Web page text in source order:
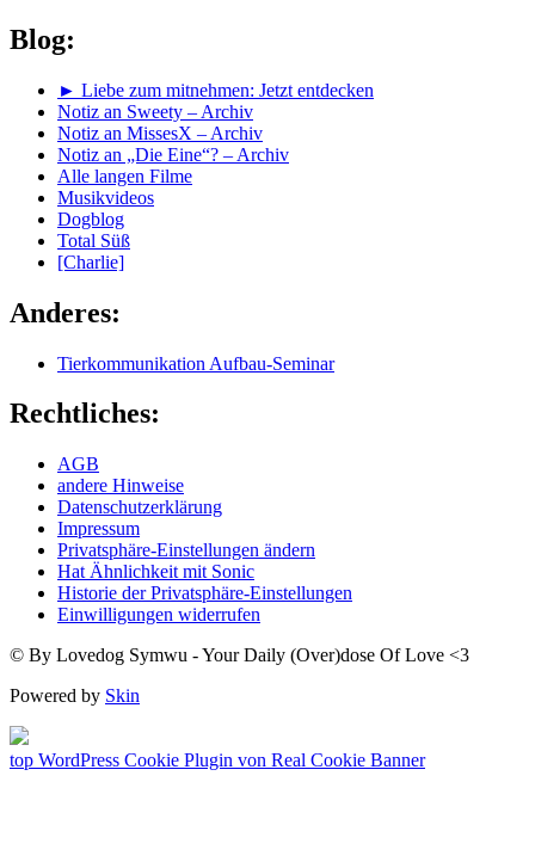
Blog:
► Liebe zum mitnehmen: Jetzt entdecken
Notiz an Sweety – Archiv
Notiz an MissesX – Archiv
Notiz an „Die Eine“? – Archiv
Alle langen Filme
Musikvideos
Dogblog
Total Süß
[Charlie]
Anderes:
Tierkommunikation Aufbau-Seminar
Rechtliches:
AGB
andere Hinweise
Datenschutzerklärung
Impressum
Privatsphäre-Einstellungen ändern
Hat Ähnlichkeit mit Sonic
Historie der Privatsphäre-Einstellungen
Einwilligungen widerrufen
© By Lovedog Symwu - Your Daily (Over)dose Of Love <3
Powered by Skin
top WordPress Cookie Plugin von Real Cookie Banner